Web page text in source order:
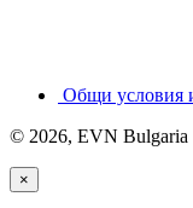
Общи условия
© 2026, EVN Bulgaria
×